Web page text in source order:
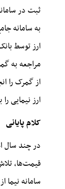
ثبت در
به سامانه
ارز توسط
مراجعه به
از گمرک را
ارز نیمایی را
کلام پایانی
در چند سال
قیمت‌ها،
سامانه نیما